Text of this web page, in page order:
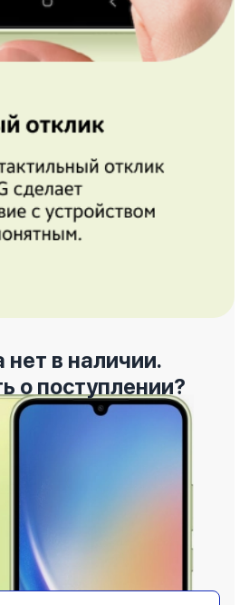
нет в наличии.
о поступлении?